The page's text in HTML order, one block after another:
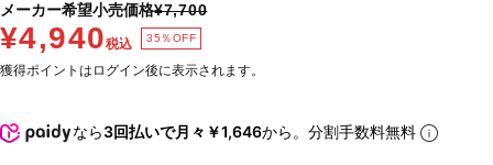
メーカー希望小売価格¥7,700
¥4,940税込 35％OFF
獲得ポイントはログイン後に表示されます。
なら3回払いで月々￥1,646から。分割手数料無料